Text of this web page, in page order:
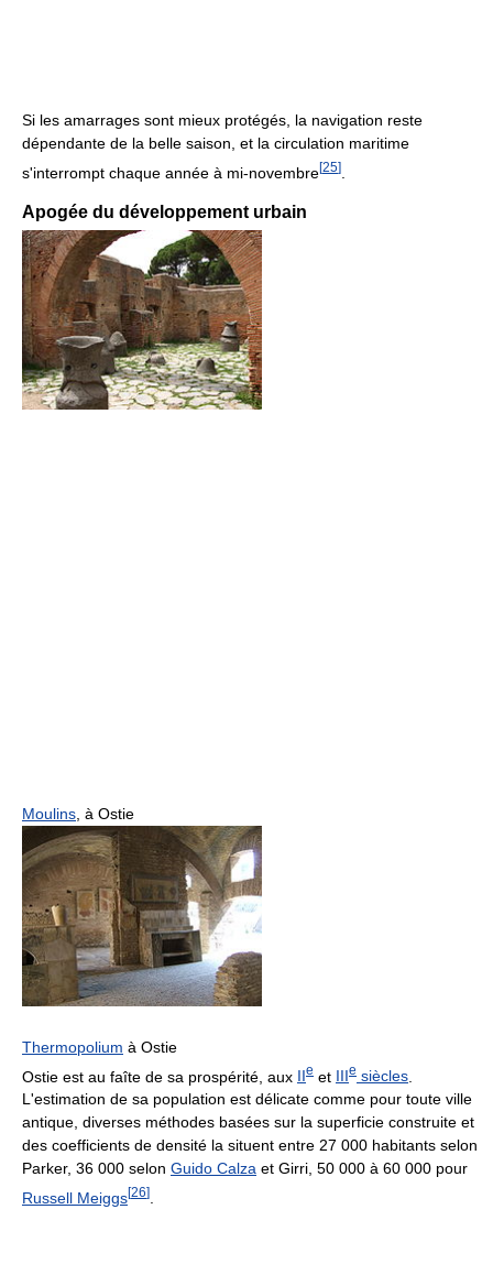
Si les amarrages sont mieux protégés, la navigation reste
dépendante de la belle saison, et la circulation maritime
s'interrompt chaque année à mi-novembre[25]
Apogée du développement urbain
Moulins, à Ostie
Thermopolium à Ostie
Ostie est au faîte de sa prospérité, aux IIe et IIIe siècles
L'estimation de sa population est délicate comme pour toute ville
antique, diverses méthodes basées sur la superficie construite et
des coefficients de densité la situent entre 27 000 habitants selon
Parker, 36 000 selon Guido Calza et Girri, 50 000 à 60 000 pour
Russell Meiggs[26]